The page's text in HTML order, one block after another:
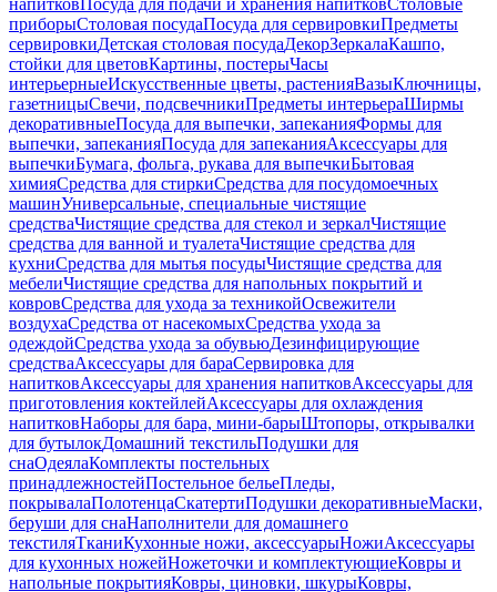
напитковПосуда для подачи и хранения напитковСтоловые
приборыСтоловая посудаПосуда для сервировкиПредметы
сервировкиДетская столовая посудаДекорЗеркалаКашпо,
стойки для цветовКартины, постерыЧасы
интерьерныеИскусственные цветы, растенияВазыКлючницы,
газетницыСвечи, подсвечникиПредметы интерьераШирмы
декоративныеПосуда для выпечки, запеканияФормы для
выпечки, запеканияПосуда для запеканияАксессуары для
выпечкиБумага, фольга, рукава для выпечкиБытовая
химияСредства для стиркиСредства для посудомоечных
машинУниверсальные, специальные чистящие
средстваЧистящие средства для стекол и зеркалЧистящие
средства для ванной и туалетаЧистящие средства для
кухниСредства для мытья посудыЧистящие средства для
мебелиЧистящие средства для напольных покрытий и
ковровСредства для ухода за техникойОсвежители
воздухаСредства от насекомыхСредства ухода за
одеждойСредства ухода за обувьюДезинфицирующие
средстваАксессуары для бараСервировка для
напитковАксессуары для хранения напитковАксессуары для
приготовления коктейлейАксессуары для охлаждения
напитковНаборы для бара, мини-барыШтопоры, открывалки
для бутылокДомашний текстильПодушки для
снаОдеялаКомплекты постельных
принадлежностейПостельное бельеПледы,
покрывалаПолотенцаСкатертиПодушки декоративныеМаски,
беруши для снаНаполнители для домашнего
текстиляТканиКухонные ножи, аксессуарыНожиАксессуары
для кухонных ножейНожеточки и комплектующиеКовры и
напольные покрытияКовры, циновки, шкурыКовры,